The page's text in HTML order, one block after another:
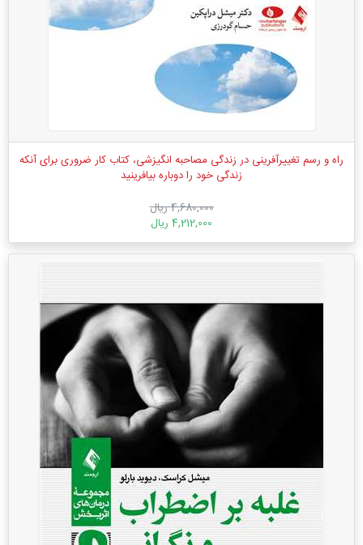
راه و رسم تغییرآفرینی در زندگی مصاحبه انگیزشی، کتاب کار ضروری برای آنکه
زندگی خود را دوباره بیافرینید
4,680,000 ریال
4,212,000 ریال